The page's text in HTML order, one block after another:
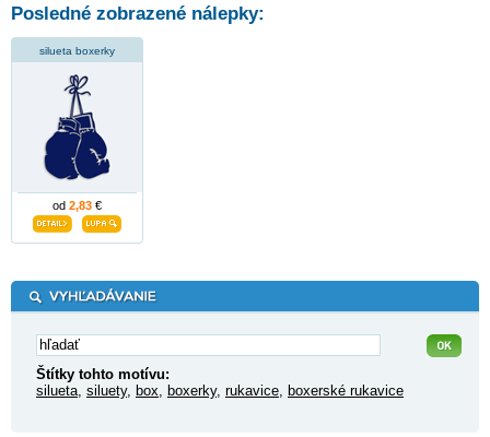
Posledné zobrazené nálepky:
silueta boxerky
od 2,83 €
Štítky tohto motívu:
silueta siluety, box boxerky, rukavice boxerské rukavice